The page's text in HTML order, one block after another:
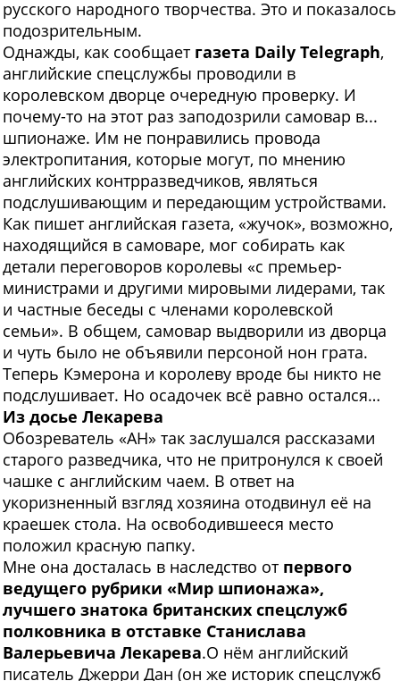
русского народного творчества. Это и показалось
подозрительным.
Однажды, как сообщает газета Daily Telegraph,
английские спецслужбы проводили в
королевском дворце очередную проверку. И
почему-то на этот раз заподозрили самовар в...
шпионаже. Им не понравились провода
электропитания, которые могут, по мнению
английских контрразведчиков, являться
подслушивающим и передающим устройствами.
Как пишет английская газета, «жучок», возможно,
находящийся в самоваре, мог собирать как
детали переговоров королевы «с премьер-
министрами и другими мировыми лидерами, так
и частные беседы с членами королевской
семьи». В общем, самовар выдворили из дворца
и чуть было не объявили персоной нон грата.
Теперь Кэмерона и королеву вроде бы никто не
подслушивает. Но осадочек всё равно остался…
Из досье Лекарева
Обозреватель «АН» так заслушался рассказами
старого разведчика, что не притронулся к своей
чашке с английским чаем. В ответ на
укоризненный взгляд хозяина отодвинул её на
краешек стола. На освободившееся место
положил красную папку.
Мне она досталась в наследство от первого
ведущего рубрики «Мир шпионажа»,
лучшего знатока британских спецслужб
полковника в отставке Станислава
Валерьевича Лекарева.О нём английский
писатель Джерри Дан (он же историк спецслужб